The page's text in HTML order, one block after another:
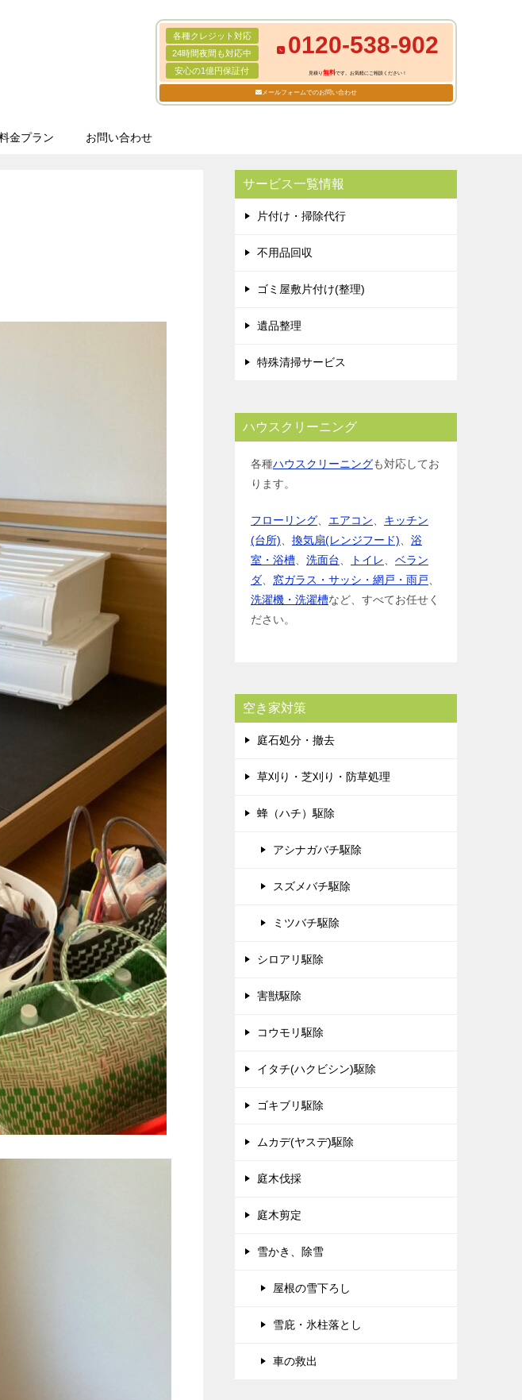
各種クレジット対応
24時間夜間も対応中
安心の1億円保証付
0120-538-902
見積り無料です。お気軽にご相談ください！
メールフォームでのお問い合わせ
金プラン お問い合わせ
サービス一覧情報
片付け・掃除代行
不用品回収
ゴミ屋敷片付け(整理)
遺品整理
特殊清掃サービス
ハウスクリーニング
各種ハウスクリーニングも対応してお
ります。
フローリング エアコン
キッチン
(台所)
換気扇(レンジフード)
浴
室・浴槽
洗面台 トイレ
ベラン
ダ
窓ガラス・サッシ・網戸・雨戸
洗濯機・洗濯槽など、すべてお任せく
ださい。
空き家対策
庭石処分・撤去
草刈り・芝刈り・防草処理
蜂（ハチ）駆除
アシナガバチ駆除
スズメバチ駆除
ミツバチ駆除
シロアリ駆除
害獣駆除
コウモリ駆除
イタチ(ハクビシン)駆除
ゴキブリ駆除
ムカデ(ヤスデ)駆除
庭木伐採
庭木剪定
雪かき、除雪
屋根の雪下ろし
雪庇・氷柱落とし
車の救出